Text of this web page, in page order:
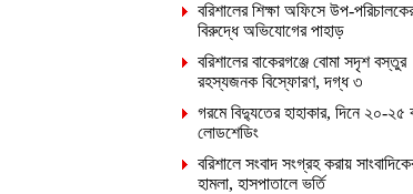
বরিশালের শিক্ষা অফিসে উপ-
বিরুদ্ধে অভিযোগের পাহাড়
বরিশালের বাকেরগঞ্জে বোমা সদৃশ বস্তুর
রহস্যজনক বিস্ফোরণ, দগ্ধ ৩
গরমে বিদ্যুতের হাহাকার, দিনে ২০-২৫
লোডশেডিং
বরিশালে সংবাদ সংগ্রহ করায়
হামলা, হাসপাতালে ভর্তি